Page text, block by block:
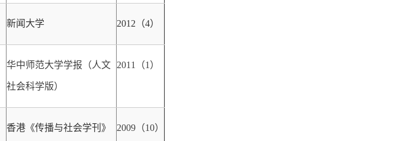
新闻大学 2012（4）
华中师范大学学报（人文
社会科学版）
2011 （1）
香港《传播与社会学刊》 2009 （10）